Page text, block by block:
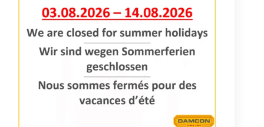
Ballenstecher Spatensatz 70 cm
Spatensatz 70 cm für KLR-1000 ST